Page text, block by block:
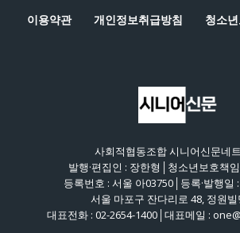
이용약관 개인정보취급방침 청소
사회적협동조합 시니어신문네
발행·편집인 : 장한형│청소년보호책
등록번호 : 서울 아03750│등록·발행일
서울 마포구 잔다리로 48, 정원빌
대표전화 : 02-2654-1400│대표메일 :